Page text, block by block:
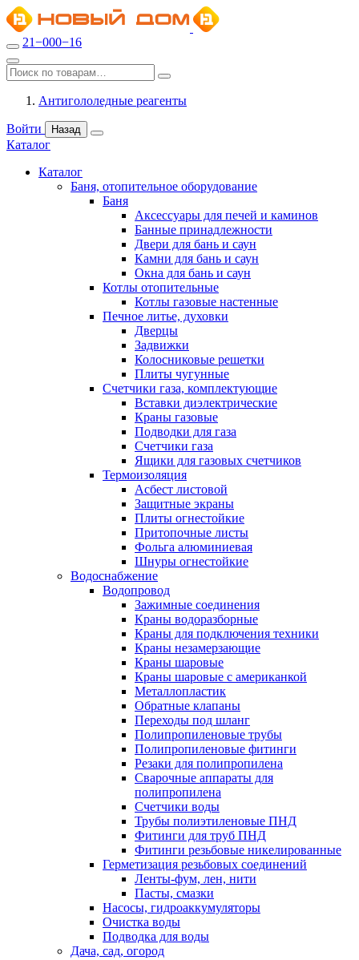
21−000−16
Антигололедные реагенты
Войти Назад
Каталог
Каталог
Баня, отопительное оборудование
Баня
Аксессуары для печей и каминов
Банные принадлежности
Двери для бань и саун
Камни для бань и саун
Окна для бань и саун
Котлы отопительные
Котлы газовые настенные
Печное литье, духовки
Дверцы
Задвижки
Колосниковые решетки
Плиты чугунные
Счетчики газа, комплектующие
Вставки диэлектрические
Краны газовые
Подводки для газа
Счетчики газа
Ящики для газовых счетчиков
Термоизоляция
Асбест листовой
Защитные экраны
Плиты огнестойкие
Притопочные листы
Фольга алюминиевая
Шнуры огнестойкие
Водоснабжение
Водопровод
Зажимные соединения
Краны водоразборные
Краны для подключения техники
Краны незамерзающие
Краны шаровые
Краны шаровые с американкой
Металлопластик
Обратные клапаны
Переходы под шланг
Полипропиленовые трубы
Полипропиленовые фитинги
Резаки для полипропилена
Сварочные аппараты для
полипропилена
Счетчики воды
Трубы полиэтиленовые ПНД
Фитинги для труб ПНД
Фитинги резьбовые никелированные
Герметизация резьбовых соединений
Ленты-фум, лен, нити
Пасты, смазки
Насосы, гидроаккумуляторы
Очистка воды
Подводка для воды
Дача, сад, огород